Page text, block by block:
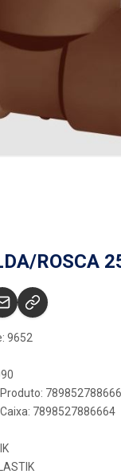
ROSCA
9652
7898527886664